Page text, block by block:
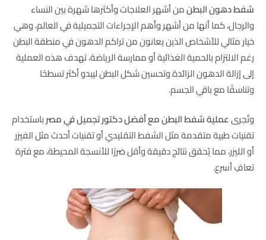
شفط دهون البطنمن أشهر العلاجات وأكثرها شهرة بين النساء
والرجال، كما أنها من أشهر وأهم الإجراءات التجميلية في العالم، وهي
خيار مثالي للأشخاص الذين يعانون من تراكم الدهون في منطقة البطن
رغم الالتزام بالحمية الغذائية أو ممارسة الرياضة، تهدف هذه العملية
إلى إزالة الدهون الزائدة وتحسين شكل البطن ليبدو أكثر تسطحًا
وتناسقًا مع باقي الجسم.
وتُجرىعملية شفط البطن مع أفضل دكتور تجميل في مصرباستخدام
تقنيات طبية متقدمة مثل الشفط التقليدي أو تقنيات أحدث مثل الفيزر
أو الليزر، مما يُحقق نتائج دقيقة وأقل ضررًا للأنسجة المحيطة، مع فترة
تعافٍ أسرع.